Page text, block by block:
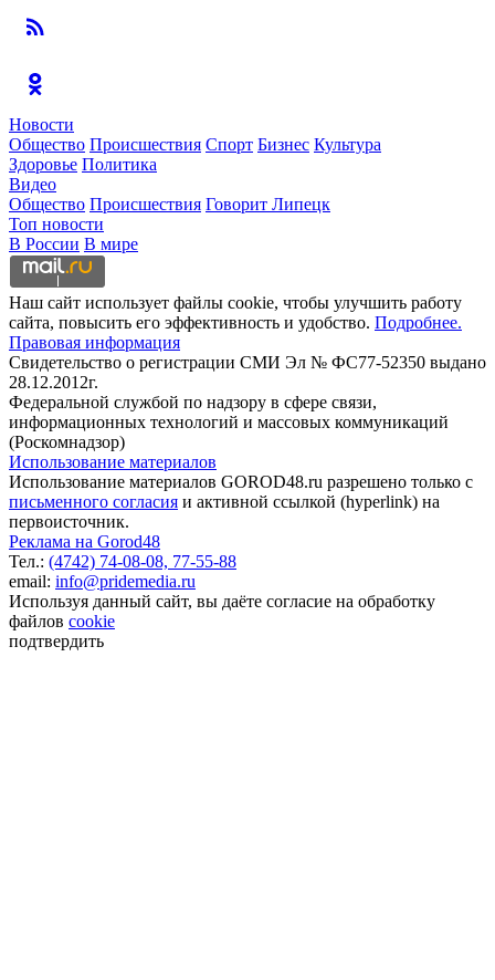
Новости
Общество Происшествия Спорт Бизнес Культура
Здоровье Политика
Видео
Общество Происшествия Говорит Липецк
Топ новости
В России В мире
Наш сайт использует файлы cookie, чтобы улучшить работу
сайта, повысить его эффективность и удобство. Подробнее.
Правовая информация
Свидетельство о регистрации СМИ Эл № ФС77-52350 выдано
28.12.2012г.
Федеральной службой по надзору в сфере связи,
информационных технологий и массовых коммуникаций
(Роскомнадзор)
Использование материалов
Использование материалов GOROD48.ru разрешено только с
письменного согласия и активной ссылкой (hyperlink) на
первоисточник.
Реклама на Gorod48
Тел.: (4742) 74-08-08, 77-55-88
email: info@pridemedia.ru
Используя данный сайт, вы даёте согласие на обработку
файлов cookie
подтвердить